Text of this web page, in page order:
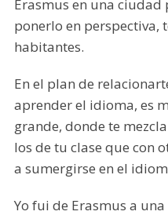
Erasmus en una ciudad
ponerlo en perspectiva,
habitantes.
En el plan de
aprender el idioma, es
grande, donde te
los de tu clase que con
a sumergirse en el
Yo fui de Erasmus a